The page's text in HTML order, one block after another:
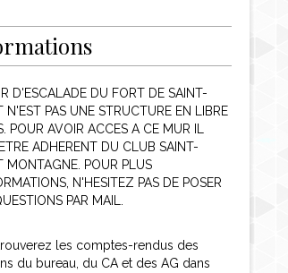
D'ESCALADE DU FORT DE SAINT-
N'EST PAS UNE STRUCTURE EN LIBRE
POUR AVOIR ACCES A CE MUR IL
ADHERENT DU CLUB SAINT-
MONTAGNE. POUR PLUS
N'HESITEZ PAS DE POSER
PAR MAIL.
les comptes-rendus des
du bureau, du CA et des AG dans